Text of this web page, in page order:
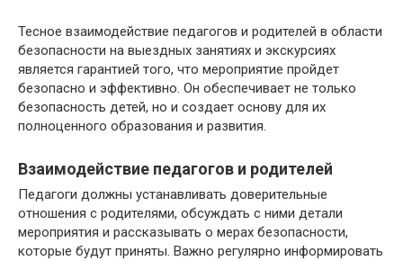
Тесное взаимодействие педагогов и родителей в области
безопасности на выездных занятиях и экскурсиях
является гарантией того, что мероприятие пройдет
безопасно и эффективно. Он обеспечивает не только
безопасность детей, но и создает основу для их
полноценного образования и развития.
Взаимодействие педагогов и родителей
Педагоги должны устанавливать доверительные
отношения с родителями, обсуждать с ними детали
мероприятия и рассказывать о мерах безопасности,
которые будут приняты. Важно регулярно информировать